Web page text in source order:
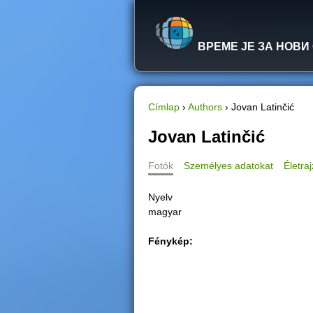
ВРЕМЕ ЈЕ ЗА НОВИ
J
e
e
n
Címlap › Authors › Jovan Latinčić
Jovan Latinčić
Fotók Személyes adatokat
Nyelv
magyar
Fénykép: